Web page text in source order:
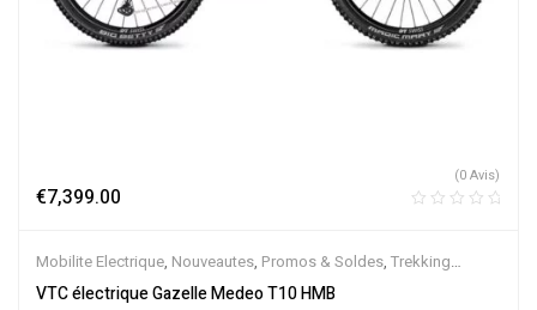
€7,399.00
(0 Avis)
Mobilite Electrique, Nouveautes, Promos & Soldes, Trekking
électrique,Vélo électrique ville,Velos Electriques
VTC électrique Gazelle Medeo T10 HMB